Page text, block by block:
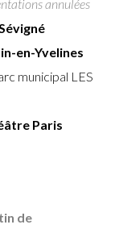
annulées
en-Yvelines
municipal LES
Paris
de